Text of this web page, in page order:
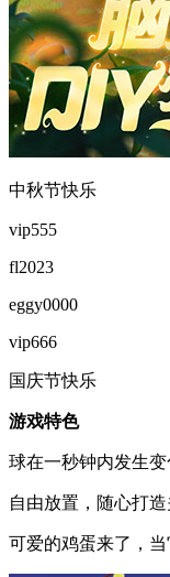
中秋节快乐
vip555
fl2023
eggy0000
vip666
国庆节快乐
游戏特色
球在一秒钟内发生
自由放置，随心打
可爱的鸡蛋来了，